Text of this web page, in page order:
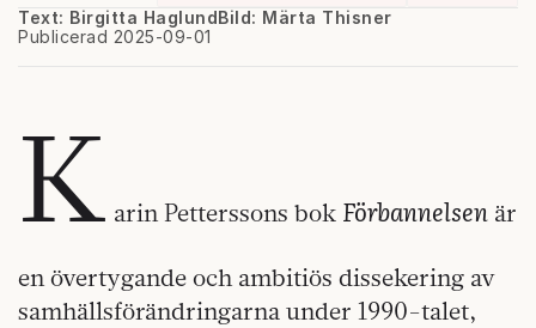
Text: Birgitta Haglund
Publicerad 2025-09-01
Bild: Märta Thisner
K arin Petterssons bok Förbannelsen är
en övertygande och ambitiös dissekering av
samhällsförändringarna under 1990-talet,